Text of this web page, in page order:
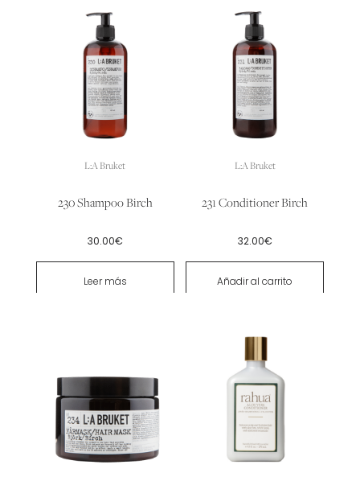
L:A Bruket
230 Shampoo Birch
30.00€
Leer más
L:A Bruket
231 Conditioner Birch
32.00€
Añadir al carrito